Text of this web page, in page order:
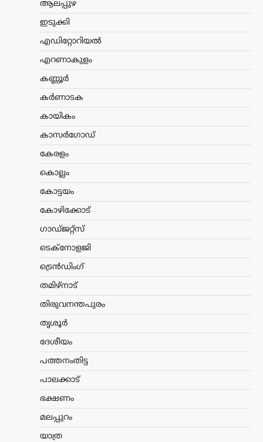
ആലപ്പുഴ
ഇടുക്കി
എഡിറ്റോറിയൽ
എറണാകുളം
കണ്ണൂർ
കർണാടക
കായികം
കാസർഗോഡ്
കേരളം
കൊല്ലം
കോട്ടയം
കോഴിക്കോട്
ഗാഡ്ജറ്റ്സ്
ടെക്നോളജി
ട്രെൻഡിംഗ്
തമിഴ്നാട്
തിരുവനന്തപുരം
തൃശൂർ
ദേശീയം
പത്തനംതിട്ട
പാലക്കാട്
ഭക്ഷണം
മലപ്പുറം
യാത്ര
ഡബ്ല്യുടിഎ ടൊറന്റോ മാസ്റ്റേഴ്സ് ടെന്നീസ്
അരിന സബലെങ്ക പ്രീക്വാർട്ടറിലേക്ക്
മുന്നേറി. നാലാം റൗണ്ടിൽ ചൈനയുടെ
ഷാങ് ഷുവായിയെ 6-3, 6-4…
പ്രസംഗത്തിൽ
വിദ്യാർത്ഥികൾക്ക്
പ്രാധാന്യം നൽകണമെന്ന്
ക്യാമ്പെയ്ൻ പ്രഖ്യാപിച്ചു
ന്യൂസ് ഡെസ്ക്
ഓഗസ്റ്റ്‌ 7, 2026
നരേന്ദ്ര മോദി വിദ്യാർത്ഥികളെയും
യുവജനങ്ങളെയും പ്രത്യേകമായി
അഭിസംബോധന ചെയ്യണമെന്നും
രാജ്യത്തിന്റെ ഭാവിയുമായി ബന്ധപ്പെട്ട
വിശദീകരിക്കണമെന്നും കോക്ക്റോച്ച്
ജനതാ പാർട്ടി (സിജെപി)…
കേരളം
അര്‍ജുന്‍ ആയങ്കിക്കായി
വ്യാപക തിരച്ചില്‍;
നിര്‍ദേശം നല്‍കി രമേശ്
ചെന്നിത്തല
ന്യൂസ് ഡെസ്ക്
ഓഗസ്റ്റ്‌ 7, 2026
പിടികൂടാന്‍ ആഭ്യന്തരമന്ത്രി രമേശ്